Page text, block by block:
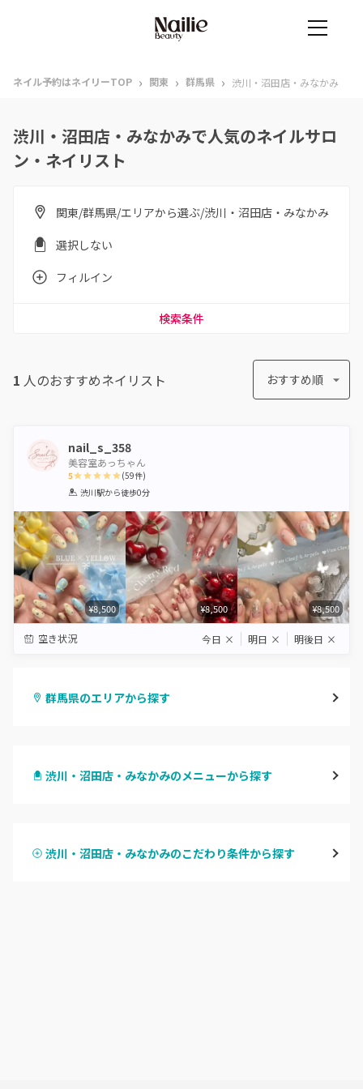
ネイル予約はネイリーTOP › 関東 › 群馬県 › 渋川・沼田店・みなかみ
渋川・沼田店・みなかみで人気のネイルサロ
ン・ネイリスト
関東/群馬県/エリアから選ぶ/渋川・沼田店・みなかみ
選択しない
フィルイン
検索条件
1 人のおすすめネイリスト おすすめ順
nail_s_358
美容室あっちゃん
5
1 2 3 4 5
(59件)
渋川駅から徒歩0分
¥8,500 ¥8,500 ¥8,500
空き状況 今日 × 明日 × 明後日 ×
群馬県のエリアから探す
前橋
渋川・沼田店・みなかみのメニューから探す
ハンドスカルプ
渋川・沼田店・みなかみのこだわり条件から探す